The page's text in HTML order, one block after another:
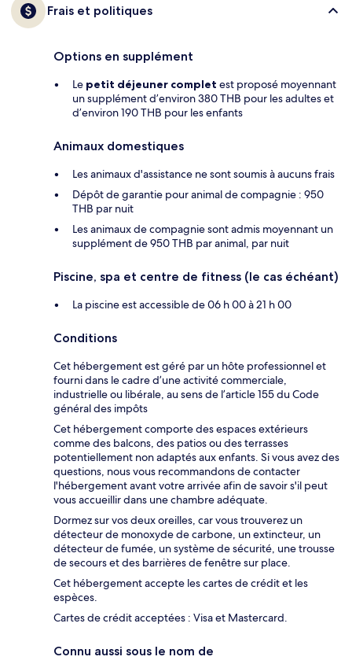
Frais et politiques
Options en supplément
Le petit déjeuner complet est proposé moyennant
un supplément d’environ 380 THB pour les adultes et
d’environ 190 THB pour les enfants
Animaux domestiques
Les animaux d'assistance ne sont soumis à aucuns frais
Dépôt de garantie pour animal de compagnie : 950
THB par nuit
Les animaux de compagnie sont admis moyennant un
supplément de 950 THB par animal, par nuit
Piscine, spa et centre de fitness (le cas échéant)
La piscine est accessible de 06 h 00 à 21 h 00
Conditions
Cet hébergement est géré par un hôte professionnel et
fourni dans le cadre d’une activité commerciale,
industrielle ou libérale, au sens de l’article 155 du Code
général des impôts
Cet hébergement comporte des espaces extérieurs
comme des balcons, des patios ou des terrasses
potentiellement non adaptés aux enfants. Si vous avez des
questions, nous vous recommandons de contacter
l'hébergement avant votre arrivée afin de savoir s'il peut
vous accueillir dans une chambre adéquate.
Dormez sur vos deux oreilles, car vous trouverez un
détecteur de monoxyde de carbone, un extincteur, un
détecteur de fumée, un système de sécurité, une trousse
de secours et des barrières de fenêtre sur place.
Cet hébergement accepte les cartes de crédit et les
espèces.
Cartes de crédit acceptées : Visa et Mastercard.
Connu aussi sous le nom de